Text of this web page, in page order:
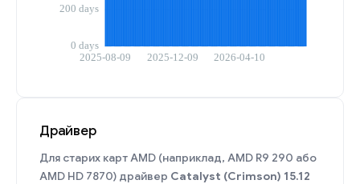
Драйвер
Для старих карт AMD (наприклад, AMD R9 290 або
AMD HD 7870) драйвер Catalyst (Crimson) 15.12